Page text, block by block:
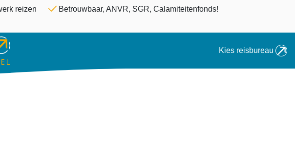
en naar de inhoud gaan
reizen Betrouwbaar, ANVR, SGR, Calamiteitenfonds!
Kies reisbureau